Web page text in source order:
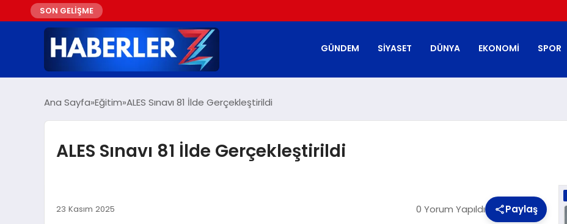
SON GELİŞME
GÜNDEM SIYASET DÜNYA EKONOMI SPOR
Ana Sayfa Eğitim ALES Sınavı 81 İlde Gerçekleştirildi
ALES Sınavı 81 İlde Gerçekleştirildi
23 Kasım 2025 0 Yorum Yapıldı Paylaş